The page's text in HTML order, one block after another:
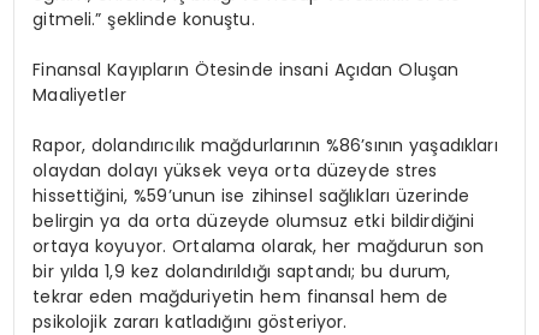
gitmeli.” şeklinde konuştu.
Finansal Kayıpların Ötesinde insani Açıdan Oluşan
Maaliyetler
Rapor, dolandırıcılık mağdurlarının %86’sının yaşadıkları
olaydan dolayı yüksek veya orta düzeyde stres
hissettiğini, %59’unun ise zihinsel sağlıkları üzerinde
belirgin ya da orta düzeyde olumsuz etki bildirdiğini
ortaya koyuyor. Ortalama olarak, her mağdurun son
bir yılda 1,9 kez dolandırıldığı saptandı; bu durum,
tekrar eden mağduriyetin hem finansal hem de
psikolojik zararı katladığını gösteriyor.